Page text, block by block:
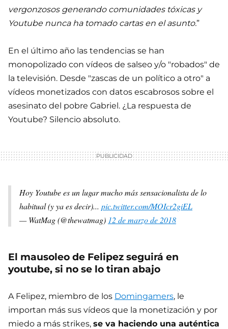
vergonzosos generando comunidades tóxicas y
Youtube nunca ha tomado cartas en el asunto.”
En el último año las tendencias se han
monopolizado con vídeos de salseo y/o "robados" de
la televisión. Desde "zascas de un político a otro" a
vídeos monetizados con datos escabrosos sobre el
asesinato del pobre Gabriel. ¿La respuesta de
Youtube? Silencio absoluto.
Hoy Youtube es un lugar mucho más sensacionalista de lo
habitual (y ya es decir)... pic.twitter.com/MOIcr2giEL
— WatMag (@thewatmag) 12 de marzo de 2018
El mausoleo de Felipez seguirá en
youtube, si no se lo tiran abajo
A Felipez, miembro de los Domingamers, le
importan más sus vídeos que la monetización y por
miedo a más strikes, se va haciendo una auténtica